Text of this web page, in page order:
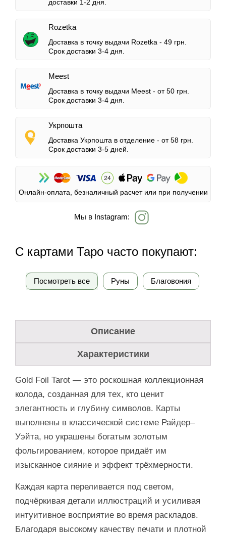
доставки 1-2 дня.
Rozetka
Доставка в точку выдачи Rozetka - 49 грн.
Срок доставки 3-4 дня.
Meest
Доставка в точку выдачи Meest - от 50 грн.
Срок доставки 3-4 дня.
Укрпошта
Доставка Укрпошта в отделение - от 58 грн.
Срок доставки 3-5 дней.
Онлайн-оплата, безналичный расчет или при получении
Мы в Instagram:
С картами Таро часто покупают:
Посмотреть все Руны Благовония
Описание
Характеристики
Gold Foil Tarot — это роскошная коллекционная
колода, созданная для тех, кто ценит
элегантность и глубину символов. Карты
выполнены в классической системе Райдер–
Уэйта, но украшены богатым золотым
фольгированием, которое придаёт им
изысканное сияние и эффект трёхмерности.
Каждая карта переливается под светом,
подчёркивая детали иллюстраций и усиливая
интуитивное восприятие во время раскладов.
Благодаря высокому качеству печати и плотной